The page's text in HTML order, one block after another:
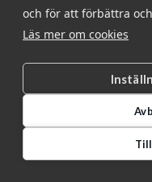
och för att förbättra
Läs mer om cookies
Garnr